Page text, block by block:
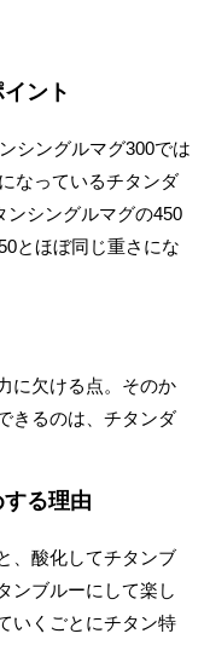
ント
シングルマグ300では
なっているチタンダ
ンシングルマグの450
とほぼ同じ重さにな
に欠ける点。そのか
きるのは、チタンダ
る理由
、酸化してチタンブ
ンブルーにして楽し
いくごとにチタン特